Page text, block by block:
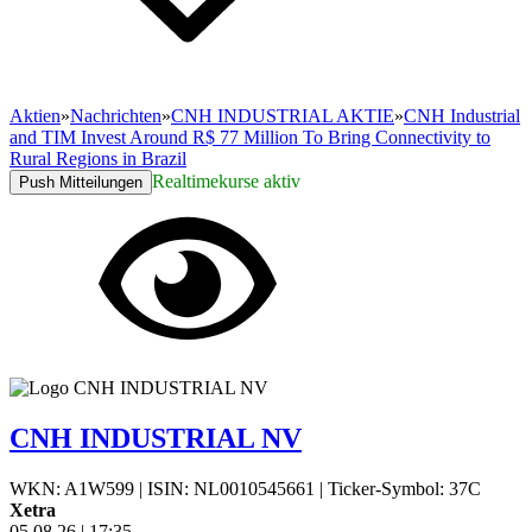
Aktien»Nachrichten»CNH INDUSTRIAL AKTIE»CNH Industrial
and TIM Invest Around R$ 77 Million To Bring Connectivity to
Rural Regions in Brazil
Push Mitteilungen Realtimekurse aktiv
CNH INDUSTRIAL NV
WKN: A1W599 | ISIN: NL0010545661 | Ticker-Symbol: 37C
Xetra